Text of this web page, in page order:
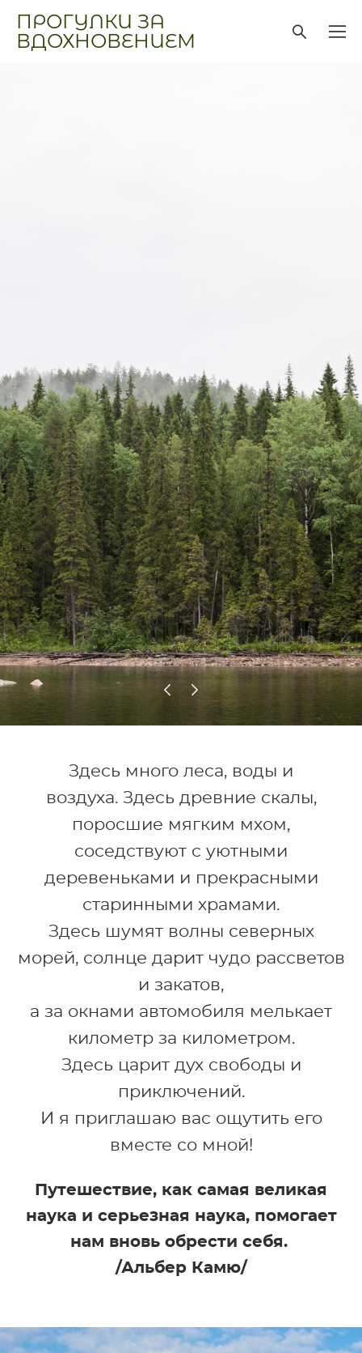
ПРОГУЛКИ ЗА
ВДОХНОВЕНИЕМ
Здесь много леса, воды и
воздуха. Здесь древние скалы,
поросшие мягким мхом,
соседствуют с уютными
деревеньками и прекрасными
старинными храмами.
Здесь шумят волны северных
морей, солнце дарит чудо рассветов
и закатов,
а за окнами автомобиля мелькает
километр за километром.
Здесь царит дух свободы и
приключений.
И я приглашаю вас ощутить его
вместе со мной!
Путешествие, как самая великая
наука и серьезная наука, помогает
нам вновь обрести себя.
/Альбер Камю/